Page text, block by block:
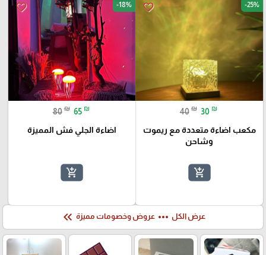
favorite_border -25%
40 ₪ 30 ₪
مكعب اضاءة متعددة مع ريموت
وشاحن
add_shopping_cart
favorite_border -18%
80 ₪ 65 ₪
اضاءة الجلي فش المميزة
add_shopping_cart
عرض الكل more_horiz عروض وخصومات مميزة keyboard_double_arrow_left